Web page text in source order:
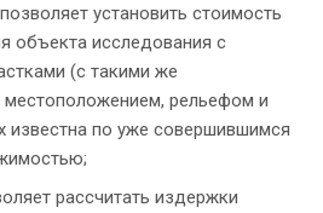
установить стоимость
объекта исследования с
(с такими же
рельефом и
известна по уже совершившимся
рассчитать издержки